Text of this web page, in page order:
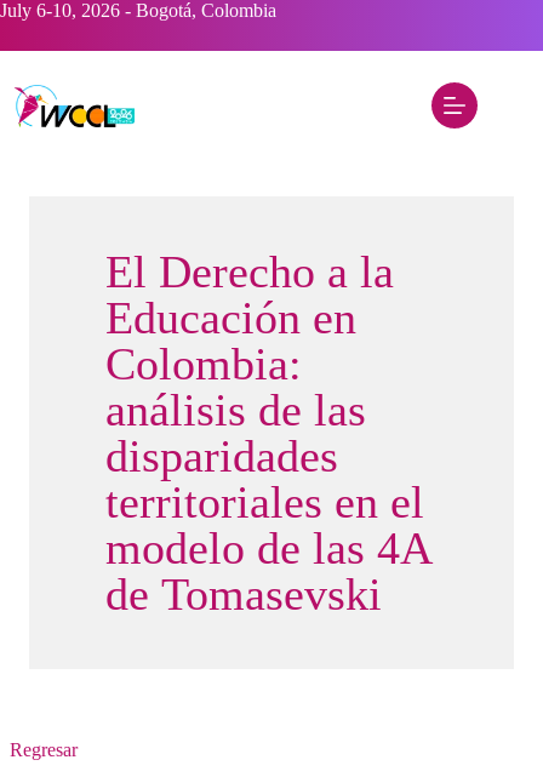
Saltar
contenido
July 6-10, 2026 - Bogotá, Colombia
El Derecho a la
Educación en
Colombia:
análisis de las
disparidades
territoriales en el
modelo de las 4A
de Tomasevski
Regresar